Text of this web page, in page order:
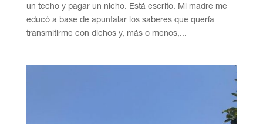
un techo y pagar un nicho. Está escrito. Mi madre me
educó a base de apuntalar los saberes que quería
transmitirme con dichos y, más o menos,...